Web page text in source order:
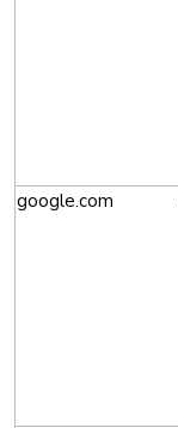
google.com